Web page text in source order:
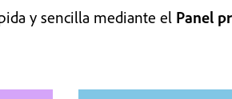
y sencilla mediante el Panel